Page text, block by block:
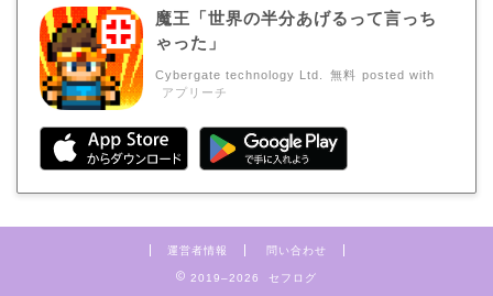
魔王「世界の半分あげるって言っち
ゃった」
Cybergate technology Ltd. 無料 posted with
アプリーチ
運営者情報 問い合わせ
2019–2026 セフログ